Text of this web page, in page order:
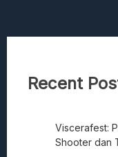
Recent
Viscerafest:
Shooter dan